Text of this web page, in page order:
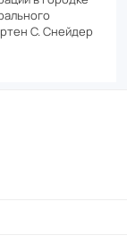
С. Снейдер